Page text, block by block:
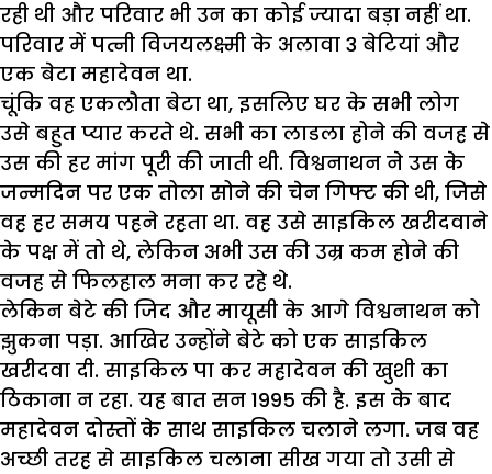
रही थी और परिवार भी उन का कोई ज्यादा बड़ा नहीं था.
परिवार में पत्नी विजयलक्ष्मी के अलावा 3 बेटियां और
एक बेटा महादेवन था.
चूंकि वह एकलौता बेटा था, इसलिए घर के सभी लोग
उसे बहुत प्यार करते थे. सभी का लाडला होने की वजह से
उस की हर मांग पूरी की जाती थी. विश्वनाथन ने उस के
जन्मदिन पर एक तोला सोने की चेन गिफ्ट की थी, जिसे
वह हर समय पहने रहता था. वह उसे साइकिल खरीदवाने
के पक्ष में तो थे, लेकिन अभी उस की उम्र कम होने की
वजह से फिलहाल मना कर रहे थे.
लेकिन बेटे की जिद और मायूसी के आगे विश्वनाथन को
झुकना पड़ा. आखिर उन्होंने बेटे को एक साइकिल
खरीदवा दी. साइकिल पा कर महादेवन की खुशी का
ठिकाना न रहा. यह बात सन 1995 की है. इस के बाद
महादेवन दोस्तों के साथ साइकिल चलाने लगा. जब वह
अच्छी तरह से साइकिल चलाना सीख गया तो उसी से